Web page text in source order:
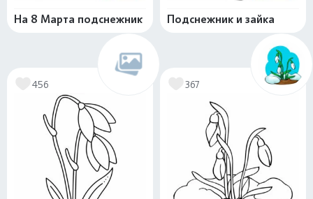
На 8 Марта подснежник Подснежник и зайка
456 367